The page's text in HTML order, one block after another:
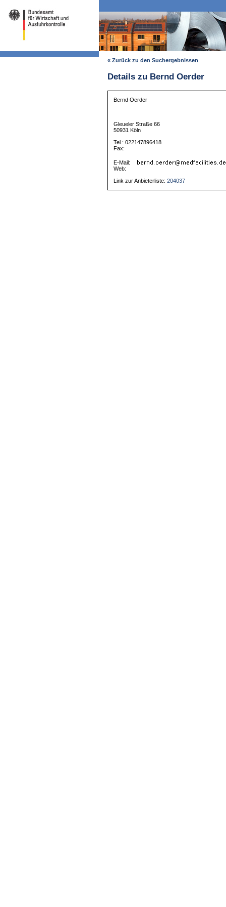
« Zurück zu den Suchergebnissen
Details zu Bernd Oerder
Bernd Oerder
Gleueler Straße 66
50931 Köln
Tel.: 022147896418
Fax:
E-Mail:
Web:
Link zur Anbieterliste:204037